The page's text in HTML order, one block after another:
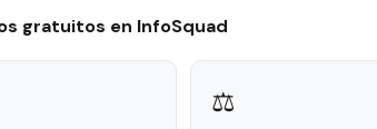
gratuitos en InfoSquad
⚖